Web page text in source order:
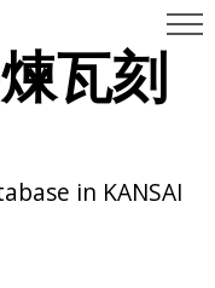
瓦刻
in KANSAI